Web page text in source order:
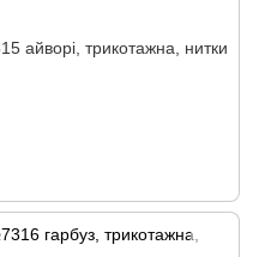
айворі, трикотажна, нитки